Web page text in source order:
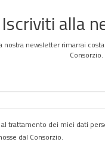
Iscriviti alla
nostra newsletter rimarrai
Consorzio.
trattamento dei miei dati
dal Consorzio.